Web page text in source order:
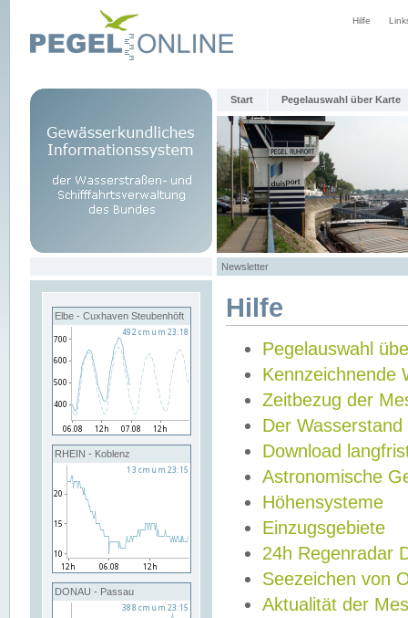
Hilfe
Start Pegelauswahl über Karte
Newsletter
Elbe - Cuxhaven Steubenhöft
RHEIN - Koblenz
DONAU - Passau
Hilfe
Pegelauswahl
Kennzeichnende
Zeitbezug der
Der Wasserstand
Download
Astronomische
Höhensysteme
Einzugsgebiete
24h Regenradar
Seezeichen von
Aktualität der